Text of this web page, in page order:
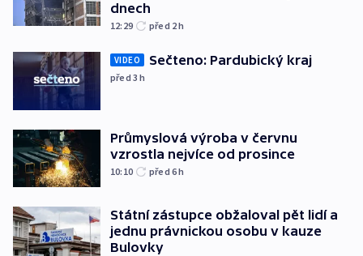
dnech
12:29 před 2h
VIDEO Sečteno: Pardubický kraj
před 3h
Průmyslová výroba v červnu
vzrostla nejvíce od prosince
10:10 před 6h
Státní zástupce obžaloval pět lidí a
jednu právnickou osobu v kauze
Bulovky